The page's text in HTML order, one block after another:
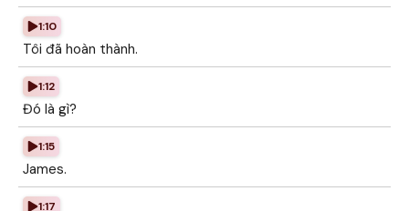
1:10
Tôi đã hoàn thành.
1:12
Đó là gì?
1:15
James.
1:17